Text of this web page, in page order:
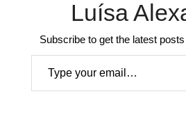
Luísa
Subscribe to get the latest
Type your email…